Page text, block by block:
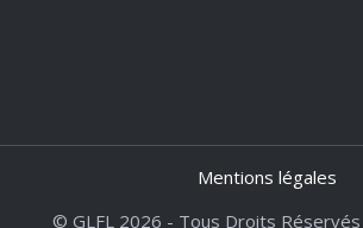
Mentions légales
© GLFL 2026 - Tous Droits